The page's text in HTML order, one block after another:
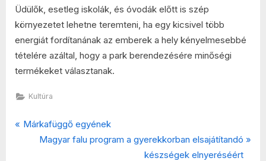
Üdülők, esetleg iskolák, és óvodák előtt is szép
környezetet lehetne teremteni, ha egy kicsivel több
energiát fordítanának az emberek a hely kényelmesebbé
tételére azáltal, hogy a park berendezésére minőségi
termékeket választanak.
Kultúra
Bejegyzés
P
Márkafüggő egyének
N
Magyar falu program a gyerekkorban elsajátítandó
készségek elnyeréséért